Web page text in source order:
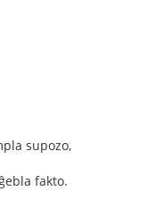
supozo,
fakto.